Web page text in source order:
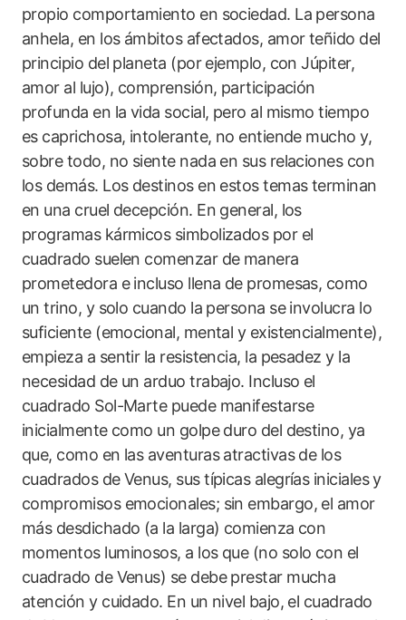
propio comportamiento en sociedad. La persona
anhela, en los ámbitos afectados, amor teñido del
principio del planeta (por ejemplo, con Júpiter,
amor al lujo), comprensión, participación
profunda en la vida social, pero al mismo tiempo
es caprichosa, intolerante, no entiende mucho y,
sobre todo, no siente nada en sus relaciones con
los demás. Los destinos en estos temas terminan
en una cruel decepción. En general, los
programas kármicos simbolizados por el
cuadrado suelen comenzar de manera
prometedora e incluso llena de promesas, como
un trino, y solo cuando la persona se involucra lo
suficiente (emocional, mental y existencialmente),
empieza a sentir la resistencia, la pesadez y la
necesidad de un arduo trabajo. Incluso el
cuadrado Sol-Marte puede manifestarse
inicialmente como un golpe duro del destino, ya
que, como en las aventuras atractivas de los
cuadrados de Venus, sus típicas alegrías iniciales y
compromisos emocionales; sin embargo, el amor
más desdichado (a la larga) comienza con
momentos luminosos, a los que (no solo con el
cuadrado de Venus) se debe prestar mucha
atención y cuidado. En un nivel bajo, el cuadrado